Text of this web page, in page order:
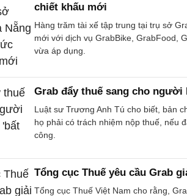
chiết khấu mới
Hàng trăm tài xế tập trung tại trụ sở
mới với dịch vụ GrabBike, GrabFood,
vừa áp dụng.
Grab đẩy thuế sang cho người
Luật sư Trương Anh Tú cho biết, bản
họ phải có trách nhiệm nộp thuế, nếu
công.
Tổng cục Thuế yêu cầu Grab
Tổng cục Thuế Việt Nam cho rằng,